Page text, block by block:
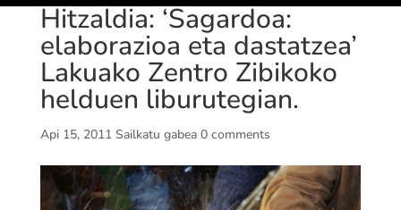
Hitzaldia: ‘Sagardoa:
elaborazioa eta dastatzea’
Lakuako Zentro Zibikoko
helduen liburutegian.
Api 15, 2011 Sailkatu gabea 0 comments